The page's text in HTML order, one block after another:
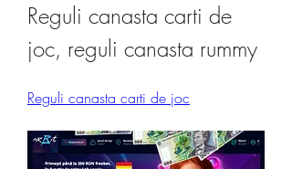
Reguli canasta carti de
joc, reguli canasta rummy
Reguli canasta carti de joc